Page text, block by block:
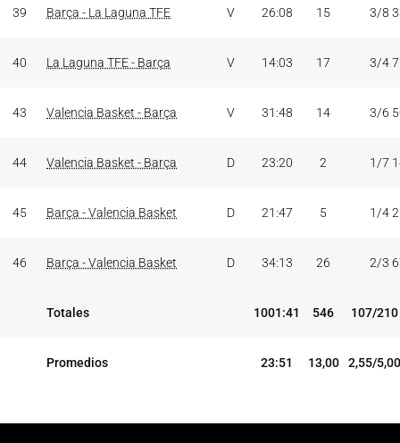
39 Barça - La Laguna TFE V 26:08 15 3/8
40 La Laguna TFE - Barça V 14:03 17 3/4
43 Valencia Basket - Barça V 31:48 14 3/6
44 Valencia Basket - Barça D 23:20 2 1/7
45 Barça - Valencia Basket D 21:47 5 1/4
46 Barça - Valencia Basket D 34:13 26 2/3
Totales 1001:41 546 107/210
Promedios 23:51 13,00 2,55/